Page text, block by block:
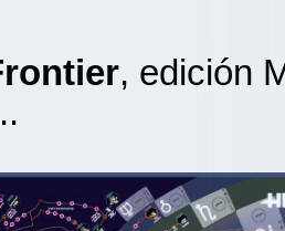
, edición